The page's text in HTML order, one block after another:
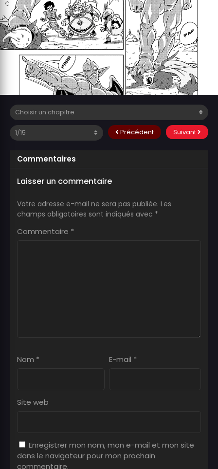
Précédent Suivant
Commentaires
Laisser un commentaire
Votre adresse e-mail ne sera pas publiée. Les
champs obligatoires sont indiqués avec *
Commentaire *
Nom * E-mail *
Site web
Enregistrer mon nom, mon e-mail et mon site
dans le navigateur pour mon prochain
commentaire.